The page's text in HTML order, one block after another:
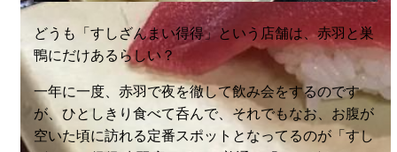
どうも「すしざんまい得得」という店舗は、赤羽と巣
鴨にだけあるらしい？
一年に一度、赤羽で夜を徹して飲み会をするのです
が、ひとしきり食べて呑んで、それでもなお、お腹が
空いた頃に訪れる定番スポットとなってるのが「すし